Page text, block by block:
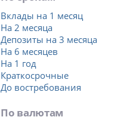
Вклады на 1 месяц
На 2 месяца
Депозиты на 3 месяца
На 6 месяцев
На 1 год
Краткосрочные
До востребования
По валютам